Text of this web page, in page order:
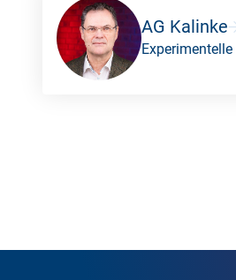
AG Kalinke